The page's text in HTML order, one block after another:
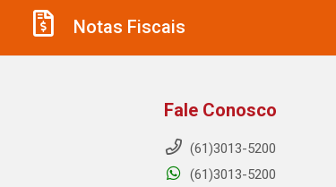
Notas Fiscais
Fale Conosco
(61)3013-5200
(61)3013-5200